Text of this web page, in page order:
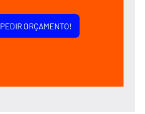
PEDIR ORÇAMENTO!